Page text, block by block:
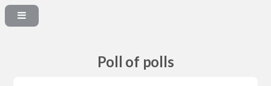
Poll of polls